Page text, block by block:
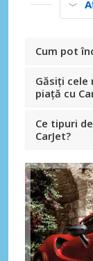
Cum pot
Găsiți cele
piață cu
Ce tipuri
CarJet?